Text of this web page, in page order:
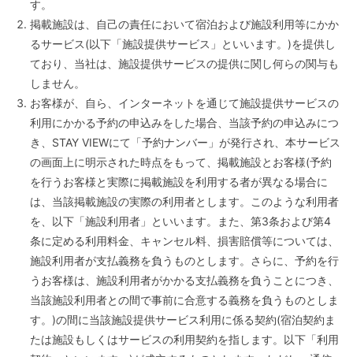
す。
掲載施設は、自己の責任において宿泊および施設利用等にかか
るサービス(以下「施設提供サービス」といいます。)を提供し
ており、当社は、施設提供サービスの提供に関し何らの関与も
しません。
お客様が、自ら、インターネットを通じて施設提供サービスの
利用にかかる予約の申込みをした場合、当該予約の申込みにつ
き、STAY VIEWにて「予約ナンバー」が発行され、本サービス
の画面上に明示された時点をもって、掲載施設とお客様(予約
を行うお客様と実際に掲載施設を利用する者が異なる場合に
は、当該掲載施設の実際の利用者とします。このような利用者
を、以下「施設利用者」といいます。また、第3条および第4
条に定める利用料金、キャンセル料、損害賠償等については、
施設利用者が支払義務を負うものとします。さらに、予約を行
うお客様は、施設利用者がかかる支払義務を負うことにつき、
当該施設利用者との間で事前に合意する義務を負うものとしま
す。)の間に当該施設提供サービス利用に係る契約(宿泊契約ま
たは施設もしくはサービスの利用契約を指します。以下「利用